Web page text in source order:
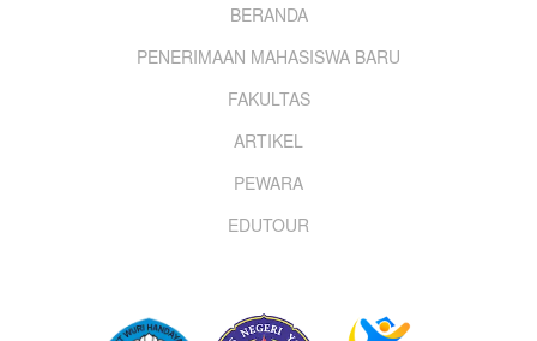
BERANDA
PENERIMAAN MAHASISWA BARU
FAKULTAS
ARTIKEL
PEWARA
EDUTOUR